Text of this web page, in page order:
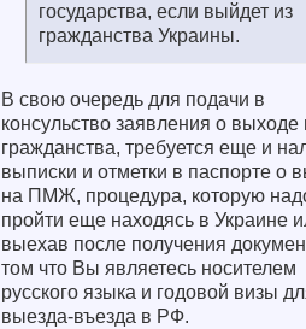
государства, если выйдет из
гражданства Украины.
В свою очередь для подачи в
консульство заявления о выходе
гражданства, требуется еще и
выписки и отметки в паспорте о
на ПМЖ, процедура, которую
пройти еще находясь в Украине
выехав после получения
том что Вы являетесь носителем
русского языка и годовой визы
выезда-въезда в РФ.